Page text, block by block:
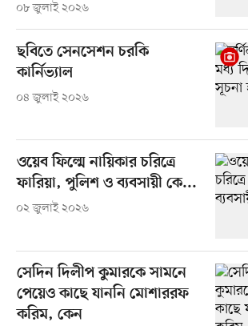
০৮ জুলাই ২০২৬
ছবিতে সেনসেশন চরকি
কার্নিভ্যাল
০৪ জুলাই ২০২৬
ওয়েব ফিল্মে নায়িকার চরিত্রে
ফারিয়া, পুলিশ ও ব্যবসায়ী কে...
০২ জুলাই ২০২৬
সেদিন দিলীপ কুমারকে সামনে
পেয়েও কাছে যাননি মোশাররফ
করিম, কেন